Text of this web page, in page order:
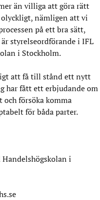
än villiga att göra rätt
nämligen att vi
på ett bra sätt,
styrelseordförande i IFL
i Stockholm.
att få till stånd ett nytt
har fått ett erbjudande om
försöka komma
för båda parter.
i